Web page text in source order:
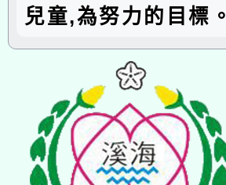
兒童,為努力的目標。